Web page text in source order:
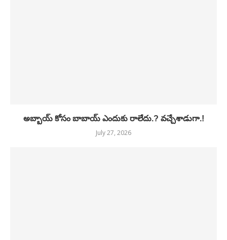
అబ్బాయ్ కోసం బాబాయ్ ఎందుకు రాలేదు.? వచ్చేశాడుగా.!
July 27, 2026